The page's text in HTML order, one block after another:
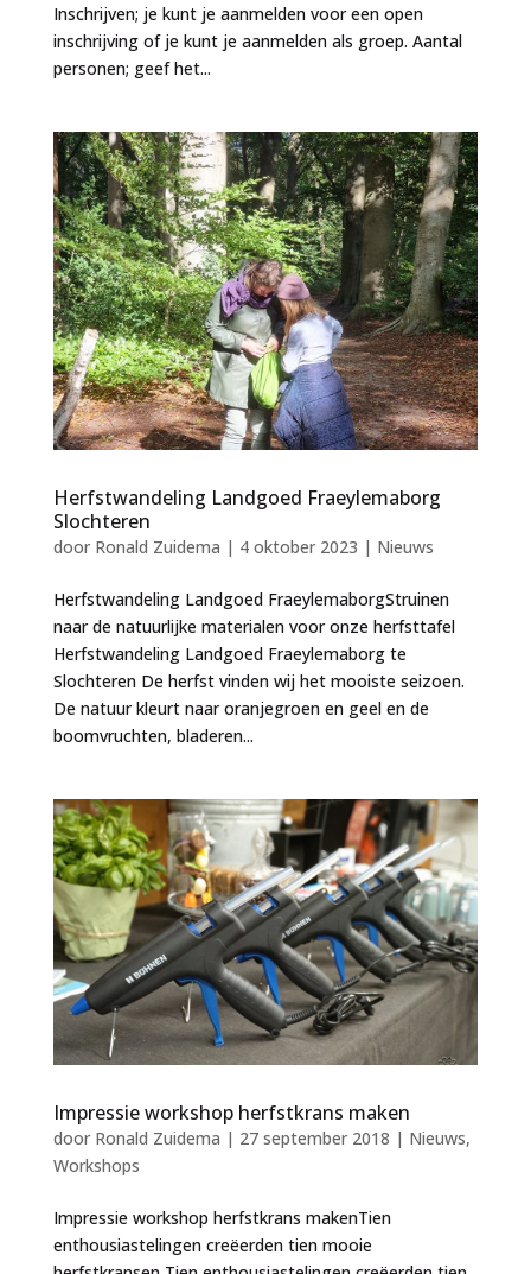
Inschrijven; je kunt je aanmelden voor een open
inschrijving of je kunt je aanmelden als groep. Aantal
personen; geef het...
Herfstwandeling Landgoed Fraeylemaborg
Slochteren
door Ronald Zuidema | 4 oktober 2023 | Nieuws
Herfstwandeling Landgoed FraeylemaborgStruinen
naar de natuurlijke materialen voor onze herfsttafel
Herfstwandeling Landgoed Fraeylemaborg te
Slochteren De herfst vinden wij het mooiste seizoen.
De natuur kleurt naar oranjegroen en geel en de
boomvruchten, bladeren...
Impressie workshop herfstkrans maken
door Ronald Zuidema | 27 september 2018 | Nieuws,
Workshops
Impressie workshop herfstkrans makenTien
enthousiastelingen creëerden tien mooie